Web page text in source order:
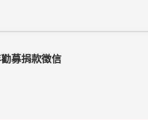
募捐款徵信